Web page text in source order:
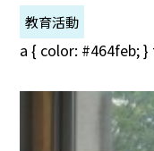
教育活動
a { color: #464feb;